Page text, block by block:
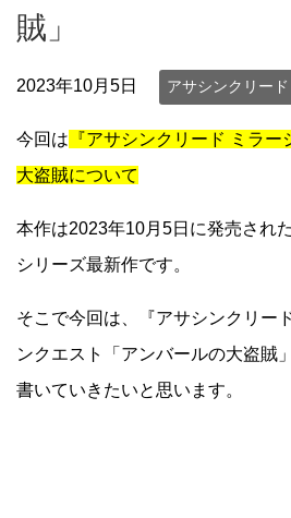
賊」
2023年10月5日 アサシンクリー
今回は 『アサシンクリード ミラ
大盗賊について
本作は2023年10月5日に発売され
シリーズ最新作です。
そこで今回は、『アサシンクリー
ンクエスト「アンバールの大盗賊
書いていきたいと思います。